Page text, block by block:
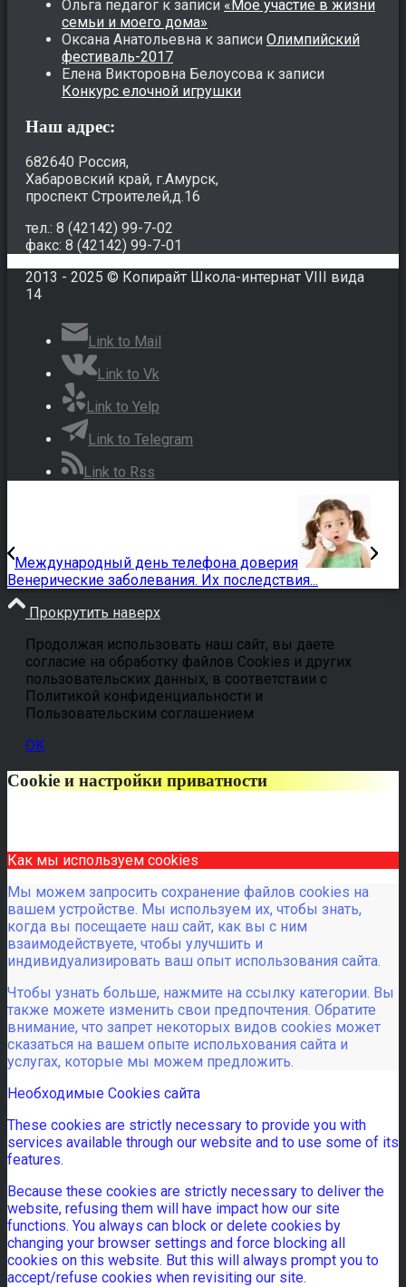
Ольга педагог к записи «Моё участие в жизни
семьи и моего дома»
Оксана Анатольевна к записи Олимпийский
фестиваль-2017
Елена Викторовна Белоусова к записи
Конкурс елочной игрушки
Наш адрес:
682640 Россия,
Хабаровский край, г.Амурск,
проспект Строителей,д.16
тел.: 8 (42142) 99-7-02
факс: 8 (42142) 99-7-01
2013 - 2025 © Копирайт Школа-интернат VIII вида
14
Link to Mail
Link to Vk
Link to Yelp
Link to Telegram
Link to Rss
Международный день телефона доверия
Венерические заболевания. Их последствия...
Прокрутить наверх
Продолжая использовать наш сайт, вы даете
согласие на обработку файлов Cookies и других
пользовательских данных, в соответствии с
Политикой конфиденциальности и
Пользовательским соглашением
OK
Cookie и настройки приватности
Как мы используем cookies
Мы можем запросить сохранение файлов cookies на
вашем устройстве. Мы используем их, чтобы знать,
когда вы посещаете наш сайт, как вы с ним
взаимодействуете, чтобы улучшить и
индивидуализировать ваш опыт использования сайта.
Чтобы узнать больше, нажмите на ссылку категории. Вы
также можете изменить свои предпочтения. Обратите
внимание, что запрет некоторых видов cookies может
сказаться на вашем опыте испольхования сайта и
услугах, которые мы можем предложить.
Необходимые Cookies сайта
These cookies are strictly necessary to provide you with
services available through our website and to use some of its
features.
Because these cookies are strictly necessary to deliver the
website, refusing them will have impact how our site
functions. You always can block or delete cookies by
changing your browser settings and force blocking all
cookies on this website. But this will always prompt you to
accept/refuse cookies when revisiting our site.